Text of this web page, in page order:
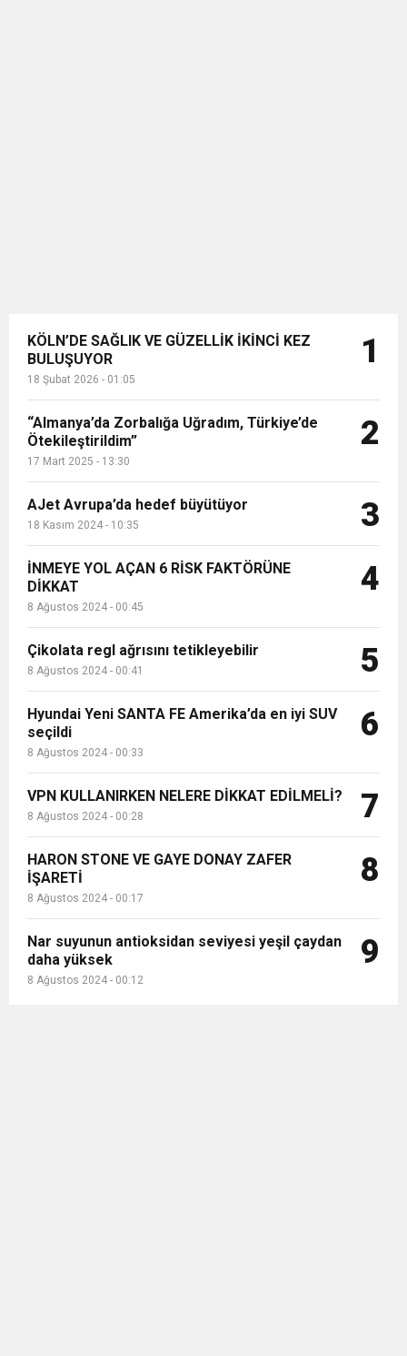
KÖLN’DE SAĞLIK VE GÜZELLİK İKİNCİ KEZ
BULUŞUYOR
18 Şubat 2026 - 01:05
1
“Almanya’da Zorbalığa Uğradım, Türkiye’de
Ötekileştirildim”
17 Mart 2025 - 13:30
2
AJet Avrupa’da hedef büyütüyor
18 Kasım 2024 - 10:35 3
İNMEYE YOL AÇAN 6 RİSK FAKTÖRÜNE
DİKKAT
8 Ağustos 2024 - 00:45
4
Çikolata regl ağrısını tetikleyebilir
8 Ağustos 2024 - 00:41 5
Hyundai Yeni SANTA FE Amerika’da en iyi SUV
seçildi
8 Ağustos 2024 - 00:33
6
VPN KULLANIRKEN NELERE DİKKAT EDİLMELİ?
8 Ağustos 2024 - 00:28 7
HARON STONE VE GAYE DONAY ZAFER
İŞARETİ
8 Ağustos 2024 - 00:17
8
Nar suyunun antioksidan seviyesi yeşil çaydan
daha yüksek
8 Ağustos 2024 - 00:12
9